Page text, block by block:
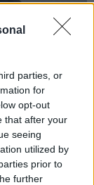
parties, or
for
opt-out
that after your
seeing
utilized by
prior to
further